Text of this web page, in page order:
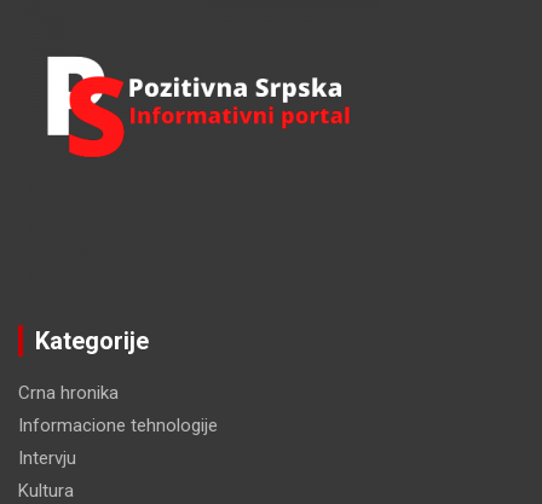
Kategorije
Crna hronika
Informacione tehnologije
Intervju
Kultura